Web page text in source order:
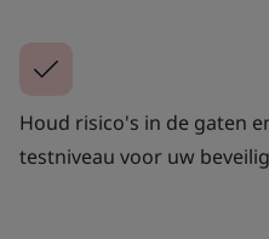
Houd risico's in de gaten
testniveau voor uw